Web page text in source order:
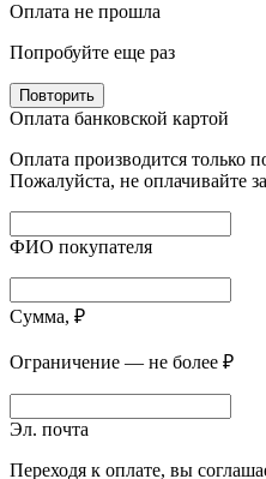
Оплата не прошла
Попробуйте еще раз
Повторить
Оплата банковской картой
Оплата производится только
Пожалуйста, не оплачивайте
ФИО покупателя
Сумма, ₽
Ограничение — не более ₽
Эл. почта
Переходя к оплате, вы